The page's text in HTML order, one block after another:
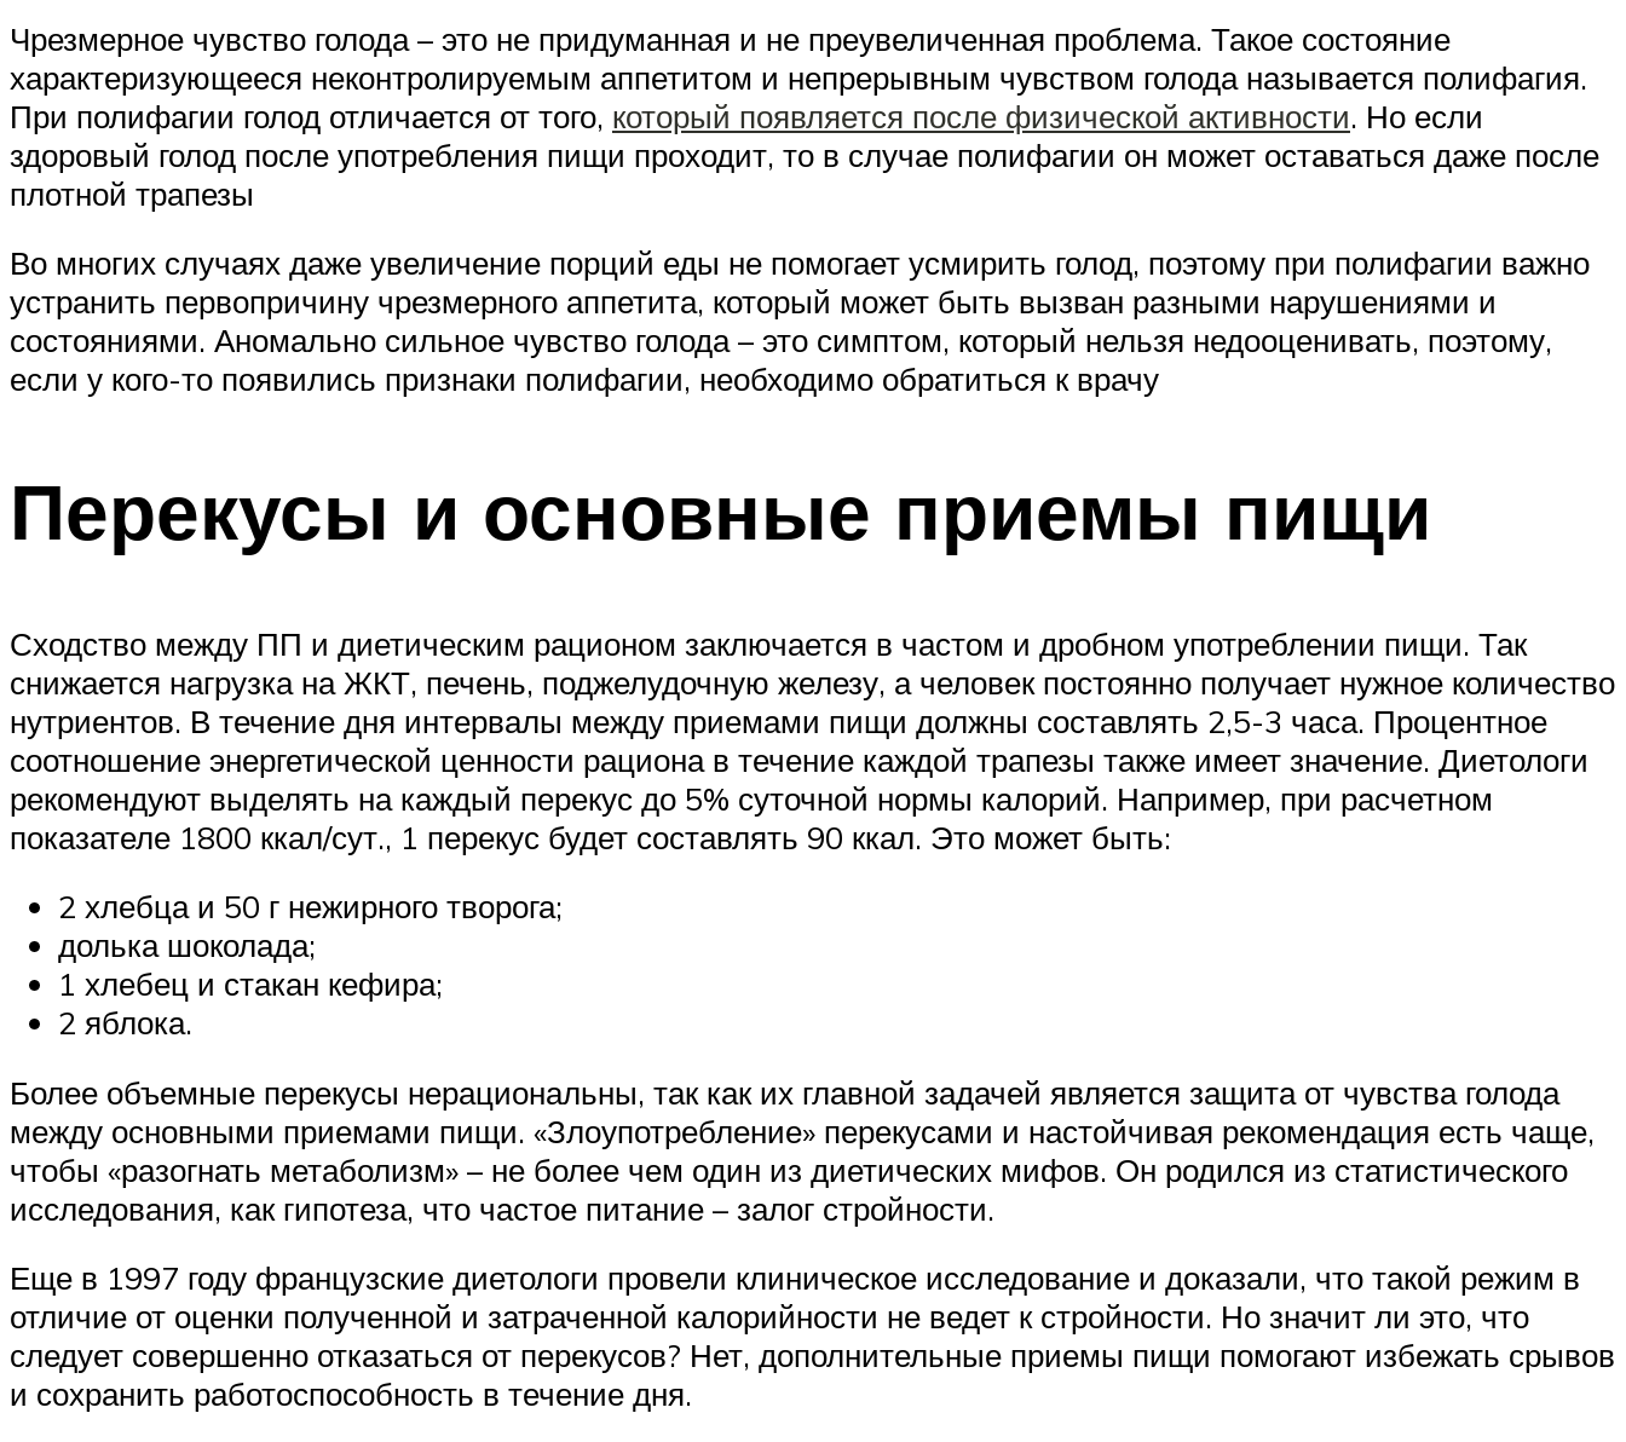
Чрезмерное чувство голода – это не придуманная и не преувеличенная проблема. Такое состояние
характеризующееся неконтролируемым аппетитом и непрерывным чувством голода называется полифагия.
При полифагии голод отличается от того, который появляется после физической активности. Но если
здоровый голод после употребления пищи проходит, то в случае полифагии он может оставаться даже после
плотной трапезы
Во многих случаях даже увеличение порций еды не помогает усмирить голод, поэтому при полифагии важно
устранить первопричину чрезмерного аппетита, который может быть вызван разными нарушениями и
состояниями. Аномально сильное чувство голода – это симптом, который нельзя недооценивать, поэтому,
если у кого-то появились признаки полифагии, необходимо обратиться к врачу
Перекусы и основные приемы пищи
Сходство между ПП и диетическим рационом заключается в частом и дробном употреблении пищи. Так
снижается нагрузка на ЖКТ, печень, поджелудочную железу, а человек постоянно получает нужное количество
нутриентов. В течение дня интервалы между приемами пищи должны составлять 2,5-3 часа. Процентное
соотношение энергетической ценности рациона в течение каждой трапезы также имеет значение. Диетологи
рекомендуют выделять на каждый перекус до 5% суточной нормы калорий. Например, при расчетном
показателе 1800 ккал/сут., 1 перекус будет составлять 90 ккал. Это может быть:
2 хлебца и 50 г нежирного творога;
долька шоколада;
1 хлебец и стакан кефира;
2 яблока.
Более объемные перекусы нерациональны, так как их главной задачей является защита от чувства голода
между основными приемами пищи. «Злоупотребление» перекусами и настойчивая рекомендация есть чаще,
чтобы «разогнать метаболизм» – не более чем один из диетических мифов. Он родился из статистического
исследования, как гипотеза, что частое питание – залог стройности.
Еще в 1997 году французские диетологи провели клиническое исследование и доказали, что такой режим в
отличие от оценки полученной и затраченной калорийности не ведет к стройности. Но значит ли это, что
следует совершенно отказаться от перекусов? Нет, дополнительные приемы пищи помогают избежать срывов
и сохранить работоспособность в течение дня.